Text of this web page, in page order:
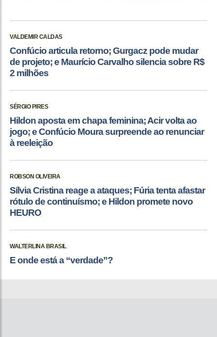
VALDEMIR CALDAS
Confúcio articula retorno; Gurgacz pode mudar
de projeto; e Maurício Carvalho silencia sobre R$
2 milhões
SÉRGIO PIRES
Hildon aposta em chapa feminina; Acir volta ao
jogo; e Confúcio Moura surpreende ao renunciar
à reeleição
ROBSON OLIVEIRA
Sílvia Cristina reage a ataques; Fúria tenta afastar
rótulo de continuísmo; e Hildon promete novo
HEURO
WALTERLINA BRASIL
E onde está a “verdade”?